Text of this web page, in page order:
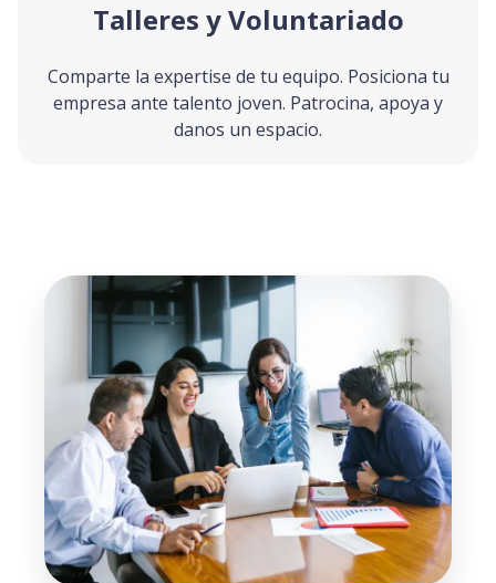
Talleres y Voluntariado
Comparte la expertise de tu equipo. Posiciona tu
empresa ante talento joven. Patrocina, apoya y
danos un espacio.